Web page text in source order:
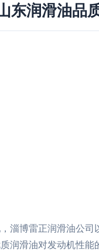
东润滑油品
淄博雷正润滑油公
润滑油对发动机性